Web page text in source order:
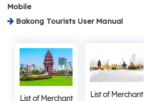
Mobile
Bakong Tourists User Manual
List of Merchant
List of Merchant